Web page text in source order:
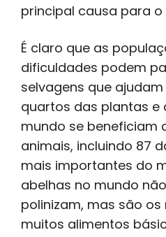
principal causa para o
É claro que as
dificuldades podem
selvagens que
quartos das plantas e
mundo se beneficiam
animais, incluindo 87
mais importantes do
abelhas no mundo
polinizam, mas são
muitos alimentos